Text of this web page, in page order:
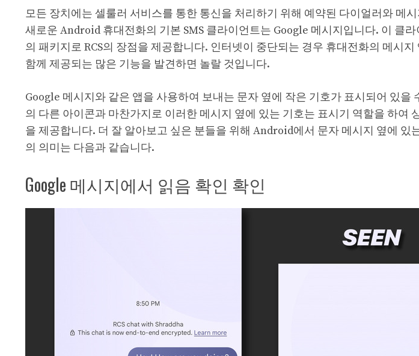
모든 장치에는 셀룰러 서비스를 통한 통신을 처리하기 위해 예약된 다이얼러와 메
새로운 Android 휴대전화의 기본 SMS 클라이언트는 Google 메시지입니다. 이 클
의 패키지로 RCS의 장점을 제공합니다. 인터넷이 중단되는 경우 휴대전화의 메시
함께 제공되는 많은 기능을 발견하면 놀랄 것입니다.
Google 메시지와 같은 앱을 사용하여 보내는 문자 옆에 작은 기호가 표시되어 있을
의 다른 아이콘과 마찬가지로 이러한 메시지 옆에 있는 기호는 표시기 역할을 하여
을 제공합니다. 더 잘 알아보고 싶은 분들을 위해 Android에서 문자 메시지 옆에 있
의 의미는 다음과 같습니다.
Google 메시지에서 읽음 확인 확인